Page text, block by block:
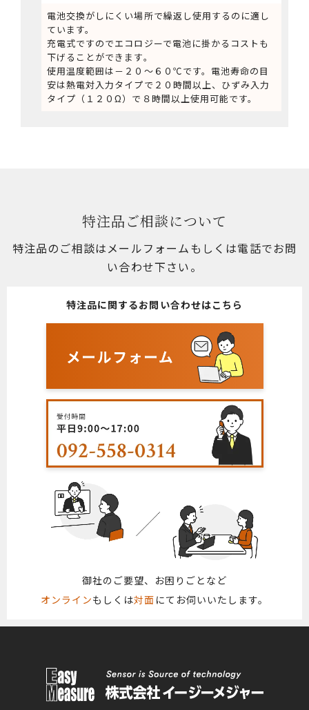
電池交換がしにくい場所で繰返し使用するのに適し
ています。
充電式ですのでエコロジーで電池に掛かるコストも
下げることができます。
使用温度範囲は－２０～６０℃です。電池寿命の目
安は熱電対入力タイプで２０時間以上、ひずみ入力
タイプ（１２０Ω）で８時間以上使用可能です。
特注品ご相談について
特注品のご相談はメールフォームもしくは電話でお問
い合わせ下さい。
特注品に関するお問い合わせはこちら
御社のご要望、お困りごとなど
オンラインもしくは対面 にてお伺いいたします。